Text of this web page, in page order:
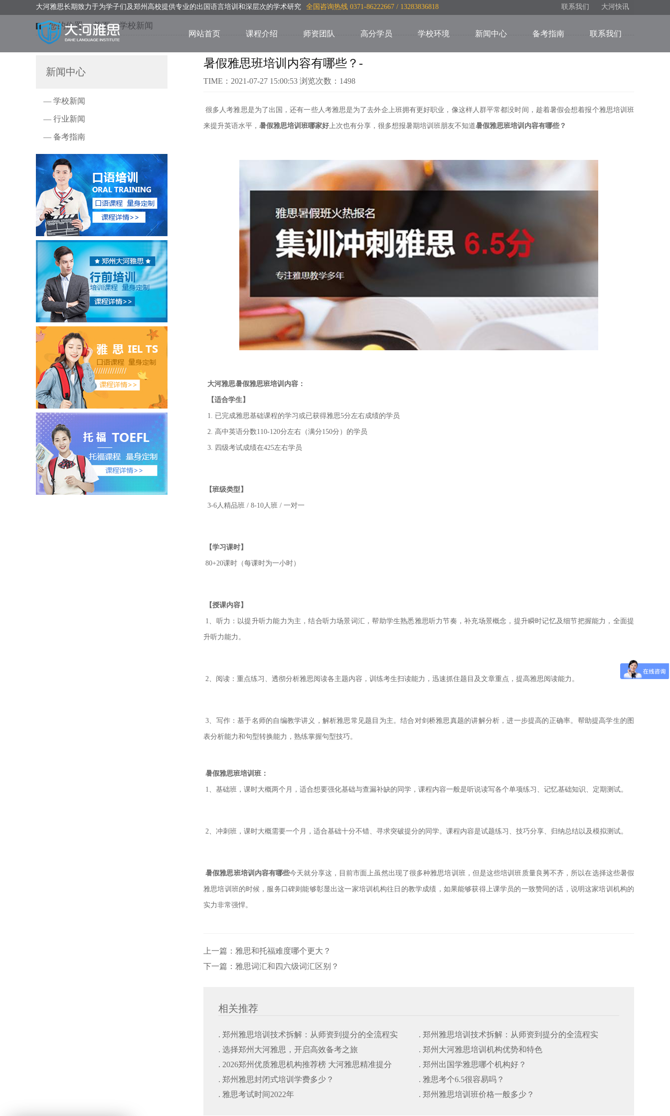
大河雅思长期致力于为学子们及郑州高校提供专业的出国语言培训和深层次的学术研究 全国咨询热线 0371-86222667 / 13283836818 联系我们 大河快讯
网站首页 课程介绍 师资团队 高分学员 学校环境 新闻中心 备考指南 联系我们
您的位置：首页>学校新闻
新闻中心
— 学校新闻
— 行业新闻
— 备考指南
暑假雅思班培训内容有哪些？-
TIME：2021-07-27 15:00:53 浏览次数：1498
很多人考雅思是为了出国，还有一些人考雅思是为了去外企上班拥有更好职业，像这样人群平常都没时间，趁着暑假会想着报个雅思培训班
来提升英语水平， 暑假雅思培训班哪家好上次也有分享，很多想报暑期培训班朋友不知道暑假雅思班培训内容有哪些？
大河雅思暑假雅思班培训内容：
【适合学生】
1. 已完成雅思基础课程的学习或已获得雅思5分左右成绩的学员
2. 高中英语分数110-120分左右（满分150分）的学员
3. 四级考试成绩在425左右学员
【班级类型】
3-6人精品班 / 8-10人班 / 一对一
【学习课时】
80+20课时（每课时为一小时）
【授课内容】
1、听力：以提升听力能力为主，结合听力场景词汇，帮助学生熟悉雅思听力节奏，补充场景概念，提升瞬时记忆及细节把握能力，全面提
升听力能力。
2、阅读：重点练习、透彻分析雅思阅读各主题内容，训练考生扫读能力，迅速抓住题目及文章重点，提高雅思阅读能力。
3、写作：基于名师的自编教学讲义，解析雅思常见题目为主。结合对剑桥雅思真题的讲解分析，进一步提高的正确率。帮助提高学生的图
表分析能力和句型转换能力，熟练掌握句型技巧。
暑假雅思班培训班：
1、基础班，课时大概两个月，适合想要强化基础与查漏补缺的同学，课程内容一般是听说读写各个单项练习、记忆基础知识、定期测试。
2、冲刺班，课时大概需要一个月，适合基础十分不错、寻求突破提分的同学。课程内容是试题练习、技巧分享、归纳总结以及模拟测试。
暑假雅思班培训内容有哪些今天就分享这，目前市面上虽然出现了很多种雅思培训班，但是这些培训班质量良莠不齐，所以在选择这些暑假
雅思培训班的时候，服务口碑则能够彰显出这一家培训机构往日 的教学成绩，如果能够获得上课学员的一致赞同的话，说明这家培训机构的
实力非常强悍。
上一篇： 雅思和托福难度哪个更大？
下一篇： 雅思词汇和四六级词汇区别？
相关推荐
. 郑州雅思培训技术拆解：从师资到提分的全流程实
操
. 郑州雅思培训技术拆解：从师资到提分的全流程实
操
. 选择郑州大河雅思，开启高效备考之旅
. 郑州大河雅思培训机构优势和特色
. 2026郑州优质雅思机构推荐榜 大河雅思精准提分
. 郑州出国学雅思哪个机构好？
. 郑州雅思封闭式培训学费多少？
. 雅思考个6.5很容易吗？
. 雅思考试时间2022年
. 郑州雅思培训班价格一般多少？